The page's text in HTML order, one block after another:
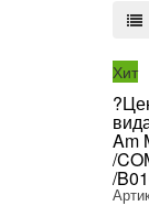
Хит
Am
/
/